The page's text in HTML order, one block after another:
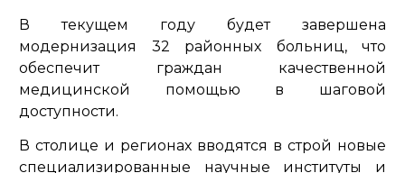
В текущем году будет завершена
модернизация 32 районных больниц, что
обеспечит граждан качественной
медицинской помощью в шаговой
доступности.
В столице и регионах вводятся в строй новые
специализированные научные институты и